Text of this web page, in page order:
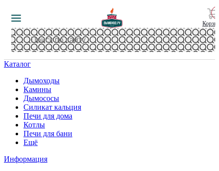
Каталог
Дымоходы
Камины
Дымососы
Силикат кальция
Печи для дома
Котлы
Печи для бани
Ещё
Информация